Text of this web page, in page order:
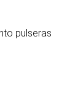
pulseras